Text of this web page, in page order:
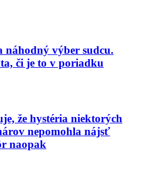
náhodný výber sudcu.
či je to v poriadku
že hystéria niektorých
nepomohla nájsť
naopak